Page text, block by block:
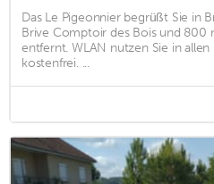
Das Le Pigeonnier begrüßt Sie in
Brive Comptoir des Bois und 800
entfernt. WLAN nutzen Sie in
kostenfrei. ...